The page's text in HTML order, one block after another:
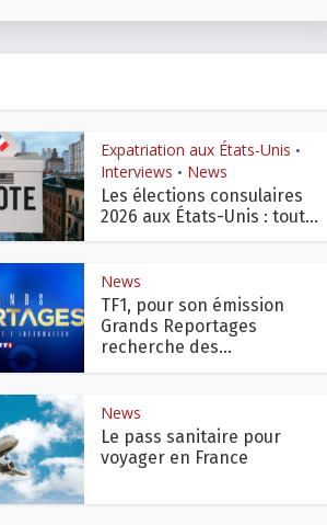
Expatriation aux États-Unis •
Interviews • News
Les élections consulaires
2026 aux États-Unis : tout...
News
TF1, pour son émission
Grands Reportages
recherche des...
News
Le pass sanitaire pour
voyager en France